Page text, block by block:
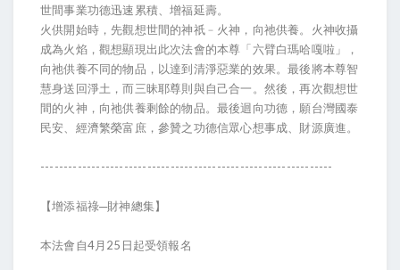
世間事業功德迅速累積、增福延壽。
火供開始時，先觀想世間的神祇﹣火神，向祂供養。火神收攝
成為火焰，觀想顯現出此次法會的本尊「六臂白瑪哈嘎啦」，
向祂供養不同的物品，以達到清淨惡業的效果。最後將本尊智
慧身送回淨土，而三昧耶尊則與自己合一。然後，再次觀想世
間的火神，向祂供養剩餘的物品。最後迴向功德，願台灣國泰
民安、經濟繁榮富庶，參贊之功德信眾心想事成、財源廣進。
---------------------------------------------------------------
【增添福祿─財神總集】
本法會自4月25日起受領報名